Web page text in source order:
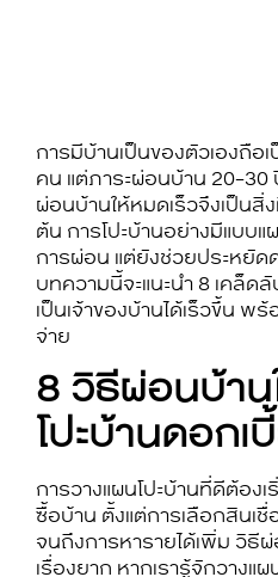
การมีบ้านเป็นของตัวเองถือ
คน แต่ภาระผ่อนบ้าน 20-30
ผ่อนบ้านให้หมดเร็วจึงเป็นสิ่
ต้น การโปะบ้านอย่างมีแบบแ
การผ่อน แต่ยังช่วยประหยัด
บทความนี้จะแนะนำ 8 เคล็ด
เป็นเจ้าของบ้านได้เร็วขึ้น
จ่าย
8 วิธีผ่อนบ้าน
โปะบ้านดอกเ
การวางแผนโปะบ้านที่ดีต้องเ
ซื้อบ้าน ตั้งแต่การเลือกสินเชื่
จนถึงการหารายได้เพิ่ม วิธีผ่
เรื่องยาก หากเรารู้จักวางแ